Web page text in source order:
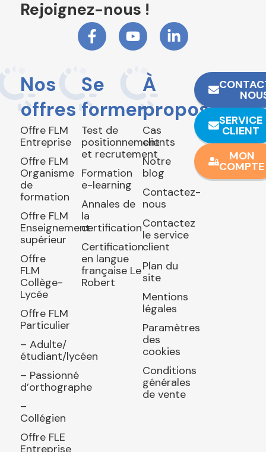
Rejoignez-nous !
Nos
offres
Offre FLM
Entreprise
Offre FLM
Organisme
de
formation
Offre FLM
Enseignement
supérieur
Offre
FLM
Collège-
Lycée
Offre FLM
Particulier
– Adulte/
étudiant/lycéen
– Passionné
d’orthographe
–
Collégien
Offre FLE
Se
former
Test de
positionnement
et recrutement
Formation
e-learning
Annales de
la
certification
Certification
en langue
française Le
Robert
À
propos
Cas
clients
Notre
blog
Contactez-
nous
Contactez
le service
client
Plan du
site
Mentions
légales
Paramètres
des
cookies
Conditions
générales
de vente
SERVICE
CLIENT
MON
COMPTE